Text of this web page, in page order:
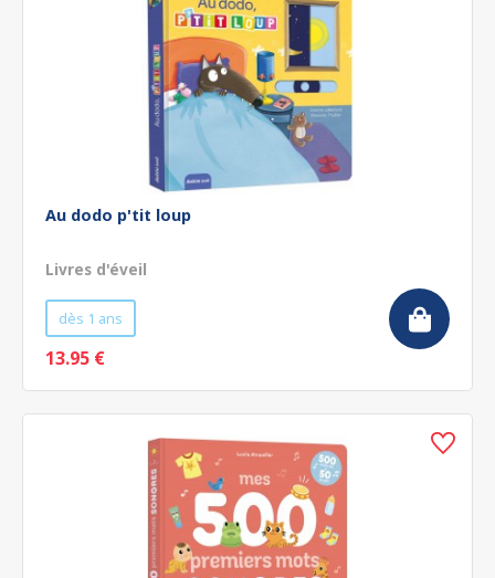
Au dodo p'tit loup
Livres d'éveil
dès 1 ans
13.95 €